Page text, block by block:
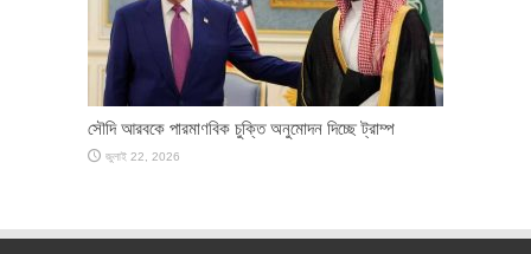
সৌদি আরবকে পারমাণবিক চুক্তি অনুমোদন দিচ্ছে ট্রাম্প
জুলাই 22, 2026